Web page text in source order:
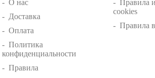
-О нас
- Доставка
-Оплата
-Политика
конфиденциальности
-Правила
- Правила
cookies
- Правила